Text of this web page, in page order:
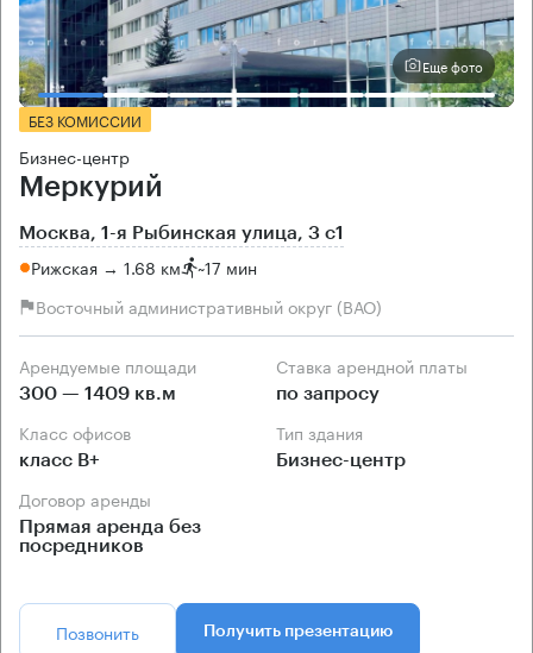
Еще фото
БЕЗ КОМИССИИ
Бизнес-центр
Меркурий
Москва, 1-я Рыбинская улица, 3 с1
Рижская → 1.68 км ~17 мин
Восточный административный округ (ВАО)
Арендуемые площади
300 — 1409 кв.м
Ставка арендной платы
по запросу
Класс офисов
класс B+
Тип здания
Бизнес-центр
Договор аренды
Прямая аренда без
посредников
Позвонить Получить презентацию